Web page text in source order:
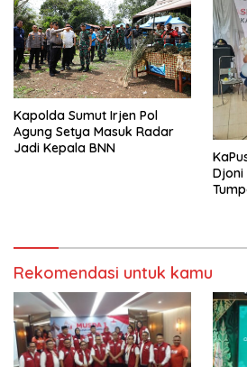
Kapolda Sumut Irjen Pol
Agung Setya Masuk Radar
Jadi Kepala BNN
Djoni
Rekomendasi untuk kamu